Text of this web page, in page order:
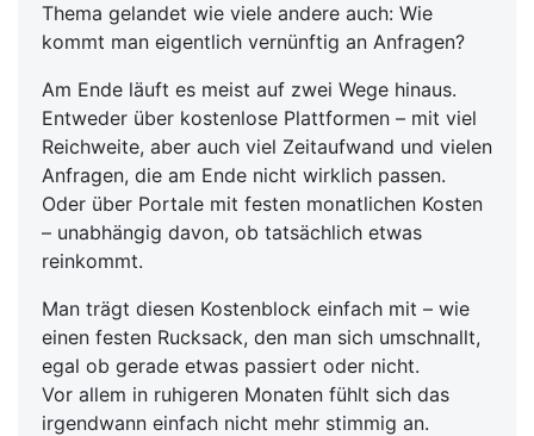
Thema gelandet wie viele andere auch: Wie
kommt man eigentlich vernünftig an Anfragen?
Am Ende läuft es meist auf zwei Wege hinaus.
Entweder über kostenlose Plattformen – mit viel
Reichweite, aber auch viel Zeitaufwand und vielen
Anfragen, die am Ende nicht wirklich passen.
Oder über Portale mit festen monatlichen Kosten
– unabhängig davon, ob tatsächlich etwas
reinkommt.
Man trägt diesen Kostenblock einfach mit – wie
einen festen Rucksack, den man sich umschnallt,
egal ob gerade etwas passiert oder nicht.
Vor allem in ruhigeren Monaten fühlt sich das
irgendwann einfach nicht mehr stimmig an.